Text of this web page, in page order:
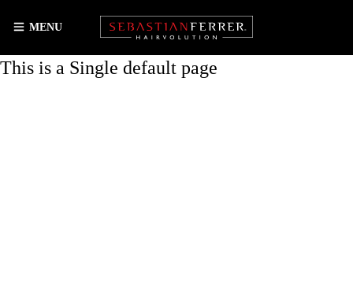
MENU
This is a Single default page